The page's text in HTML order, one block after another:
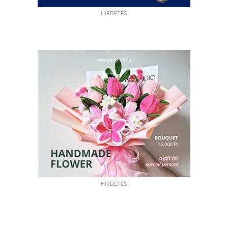
HIRDETÉS
HIRDETÉS